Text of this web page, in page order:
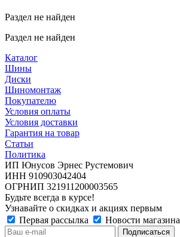
Раздел не найден
Раздел не найден
Каталог
Шины
Диски
Шиномонтаж
Покупателю
Условия оплаты
Условия доставки
Гарантия на товар
Статьи
Политика
ИП Юнусов Эрнес Рустемович
ИНН 910903042404
ОГРНИП 321911200003565
Будьте всегда в курсе!
Узнавайте о скидках и акциях первым
Первая рассылка
Новости магазина